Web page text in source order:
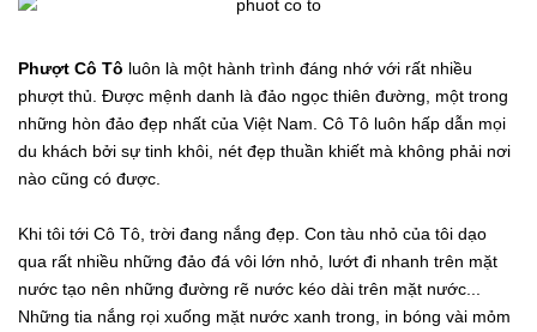
Phượt Cô Tô luôn là một hành trình đáng nhớ với rất nhiều
phượt thủ. Được mệnh danh là đảo ngọc thiên đường, một trong
những hòn đảo đẹp nhất của Việt Nam. Cô Tô luôn hấp dẫn mọi
du khách bởi sự tinh khôi, nét đẹp thuần khiết mà không phải nơi
nào cũng có được.
Khi tôi tới Cô Tô, trời đang nắng đẹp. Con tàu nhỏ của tôi dạo
qua rất nhiều những đảo đá vôi lớn nhỏ, lướt đi nhanh trên mặt
nước tạo nên những đường rẽ nước kéo dài trên mặt nước...
Những tia nắng rọi xuống mặt nước xanh trong, in bóng vài mỏm